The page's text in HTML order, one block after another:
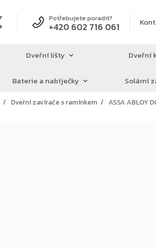
Potřebujete poradit?
+420 602 716 061
Dveřní lišty Dveřní
Baterie a nabíječky Solární
Dveřní zavírače s ramínkem ASSA ABLOY